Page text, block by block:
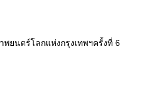
ยนตร์โลกแห่งกรุงเทพฯครั้งที่ 6